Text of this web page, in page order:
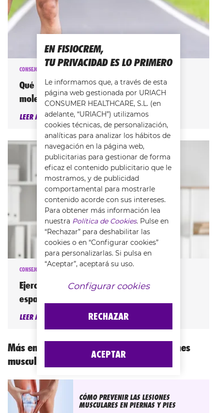
CONSEJOS PARA PREVENIR LAS LESIONES MUSCULARES
Qué es el ácido láctico y por qué provoca
molestias musculares
LEER MÁS
CONSEJOS PARA PREVENIR LAS LESIONES MUSCULARES
Ejercicios para mejorar la postura de la
espalda
LEER MÁS
Más en Consejos para prevenir las lesiones
musculares
CÓMO PREVENIR LAS LESIONES
MUSCULARES EN PIERNAS Y PIES
EN FISIOCREM,
TU PRIVACIDAD ES LO PRIMERO
Le informamos que, a través de esta
página web gestionada por URIACH
CONSUMER HEALTHCARE, S.L. (en
adelante, “URIACH”) utilizamos
cookies técnicas, de personalización,
analíticas para analizar los hábitos de
navegación en la página web,
publicitarias para gestionar de forma
eficaz el contenido publicitario que le
mostramos, y de publicidad
comportamental para mostrarle
contenido acorde con sus intereses.
Para obtener más información lea
nuestra Política de Cookies. Pulse en
“Rechazar” para deshabilitar las
cookies o en “Configurar cookies”
para personalizarlas. Si pulsa en
“Aceptar”, aceptará su uso.
Configurar cookies
RECHAZAR
ACEPTAR